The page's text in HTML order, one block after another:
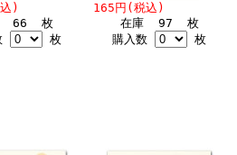
)
66 枚
枚
165円(税込)
在庫 97 枚
購入数
枚